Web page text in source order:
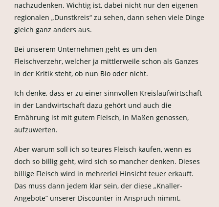
nachzudenken. Wichtig ist, dabei nicht nur den eigenen
regionalen „Dunstkreis“ zu sehen, dann sehen viele Dinge
gleich ganz anders aus.
Bei unserem Unternehmen geht es um den
Fleischverzehr, welcher ja mittlerweile schon als Ganzes
in der Kritik steht, ob nun Bio oder nicht.
Ich denke, dass er zu einer sinnvollen Kreislaufwirtschaft
in der Landwirtschaft dazu gehört und auch die
Ernährung ist mit gutem Fleisch, in Maßen genossen,
aufzuwerten.
Aber warum soll ich so teures Fleisch kaufen, wenn es
doch so billig geht, wird sich so mancher denken. Dieses
billige Fleisch wird in mehrerlei Hinsicht teuer erkauft.
Das muss dann jedem klar sein, der diese „Knaller-
Angebote“ unserer Discounter in Anspruch nimmt.